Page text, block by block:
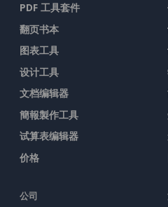
PDF 工具套件
翻页书本
图表工具
设计工具
文档编辑器
簡報製作工具
试算表编辑器
价格
公司